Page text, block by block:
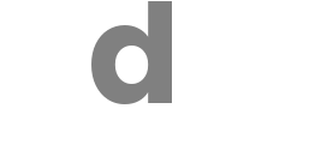
de